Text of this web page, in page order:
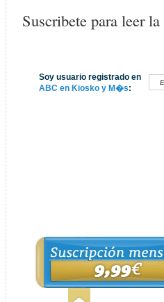
Suscribete para leer
Soy usuario registrado en
ABC en Kiosko y M�s: